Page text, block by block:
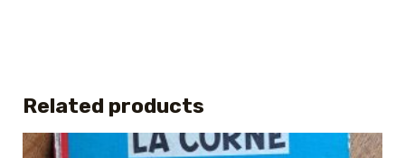
Related products